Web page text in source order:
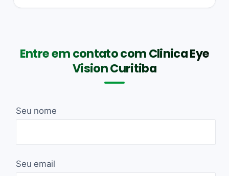
Entre em contato com Clinica Eye
Vision Curitiba
Seu nome
Seu email